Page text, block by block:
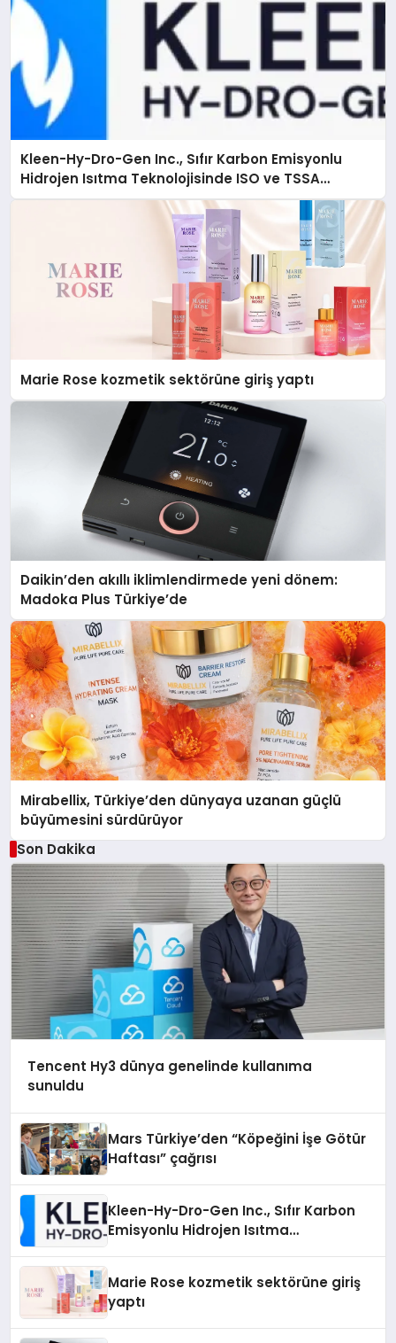
Kleen-Hy-Dro-Gen Inc., Sıfır Karbon Emisyonlu
Hidrojen Isıtma Teknolojisinde ISO ve TSSA
Düzenleyici Onaylarını Aldı
Marie Rose kozmetik sektörüne giriş yaptı
Daikin’den akıllı iklimlendirmede yeni dönem:
Madoka Plus Türkiye’de
Mirabellix, Türkiye’den dünyaya uzanan güçlü
büyümesini sürdürüyor
Son Dakika
Tencent Hy3 dünya genelinde kullanıma
sunuldu
Mars Türkiye’den “Köpeğini İşe Götür
Haftası” çağrısı
Kleen-Hy-Dro-Gen Inc., Sıfır Karbon
Emisyonlu Hidrojen Isıtma
Marie Rose kozmetik sektörüne giriş
yaptı